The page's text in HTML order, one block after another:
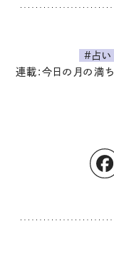
#占い